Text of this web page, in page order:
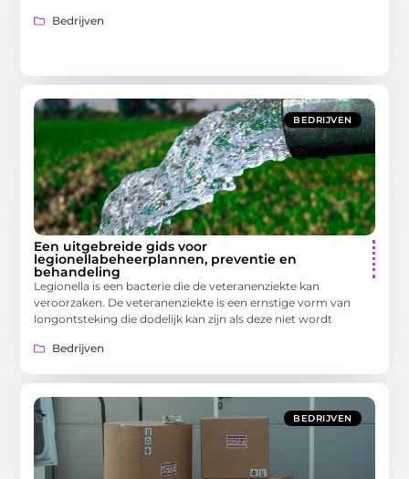
Bedrijven
BEDRIJVEN
Een uitgebreide gids voor
legionellabeheerplannen, preventie en
behandeling
Legionella is een bacterie die de veteranenziekte kan
veroorzaken. De veteranenziekte is een ernstige vorm van
longontsteking die dodelijk kan zijn als deze niet wordt
Bedrijven
BEDRIJVEN